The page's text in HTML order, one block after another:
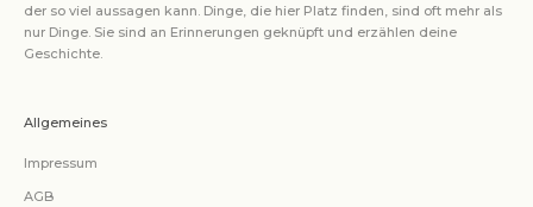
der so viel aussagen kann. Dinge, die hier Platz finden, sind oft mehr als
nur Dinge. Sie sind an Erinnerungen geknüpft und erzählen deine
Geschichte.
Allgemeines
Impressum
AGB